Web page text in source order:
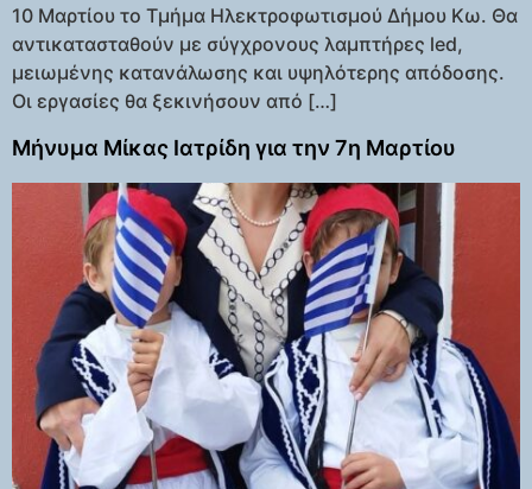
10 Μαρτίου το Τμήμα Ηλεκτροφωτισμού Δήμου Κω. Θα
αντικατασταθούν με σύγχρονους λαμπτήρες led,
μειωμένης κατανάλωσης και υψηλότερης απόδοσης.
Οι εργασίες θα ξεκινήσουν από […]
Μήνυμα Μίκας Ιατρίδη για την 7η Μαρτίου